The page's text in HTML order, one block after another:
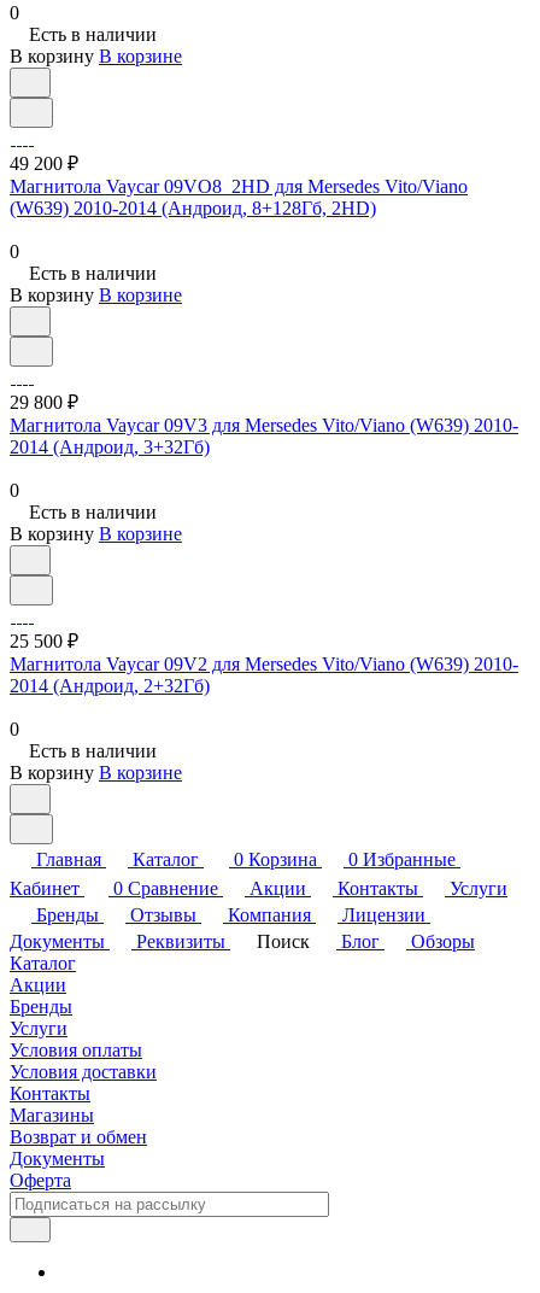
0
Есть в наличии
В корзину В корзине
49 200 ₽
Магнитола Vaycar 09VO8_2HD для Mersedes Vito/Viano
(W639) 2010-2014 (Андроид, 8+128Гб, 2HD)
0
Есть в наличии
В корзину В корзине
29 800 ₽
Магнитола Vaycar 09V3 для Mersedes Vito/Viano (W639) 2010-
2014 (Андроид, 3+32Гб)
0
Есть в наличии
В корзину В корзине
25 500 ₽
Магнитола Vaycar 09V2 для Mersedes Vito/Viano (W639) 2010-
2014 (Андроид, 2+32Гб)
0
Есть в наличии
В корзину В корзине
Главная Каталог 0 Корзина 0 Избранные
Кабинет
0 Сравнение Акции Контакты
Услуги
Бренды
Отзывы Компания
Лицензии
Документы
Реквизиты Поиск Блог
Обзоры
Каталог
Акции
Бренды
Услуги
Условия оплаты
Условия доставки
Контакты
Магазины
Возврат и обмен
Документы
Оферта